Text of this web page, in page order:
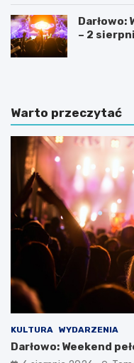
Darłowo:
– 2
Warto przeczytać
KULTURA WYDARZENIA
Darłowo: Weekend